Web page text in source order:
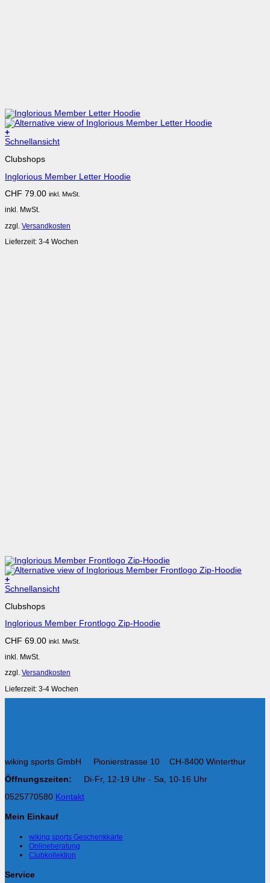
+
Schnellansicht
Clubshops
Inglorious Member Letter Hoodie
CHF 79.00 inkl. MwSt.
inkl. MwSt.
zzgl. Versandkosten
Lieferzeit: 3-4 Wochen
+
Schnellansicht
Clubshops
Inglorious Member Frontlogo Zip-Hoodie
CHF 69.00 inkl. MwSt.
inkl. MwSt.
zzgl. Versandkosten
Lieferzeit: 3-4 Wochen
wiking sports GmbH Pionierstrasse 10 CH-8400 Winterthur
Öffnungszeiten:
Di-Fr, 12-19 Uhr - Sa, 10-16 Uhr
0525770580 Kontakt
Mein Einkauf
wiking sports Geschenkkarte
Onlineberatung
Clubkollektion
Service